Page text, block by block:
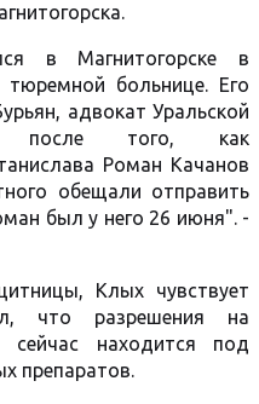
в Магнитогорске в
тюремной больнице. Его
адвокат Уральской
после того, как
Роман Качанов
обещали отправить
был у него 26 июня". -
Клых чувствует
что разрешения на
сейчас находится под
препаратов.